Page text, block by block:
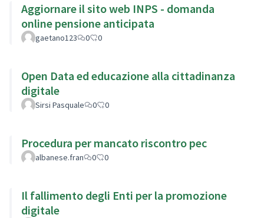
Aggiornare il sito web INPS - domanda
online pensione anticipata
gaetano123 0 0
Open Data ed educazione alla cittadinanza
digitale
Sirsi Pasquale 0 0
Procedura per mancato riscontro pec
albanese.fran 0 0
Il fallimento degli Enti per la promozione
digitale